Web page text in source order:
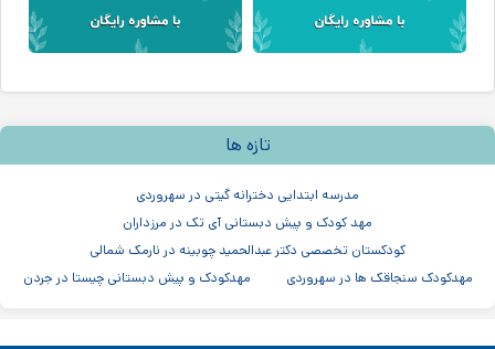
تازه ها
مدرسه ابتدایی دخترانه گیتی در سهروردی
مهد کودک و پیش دبستانی آی تک در مرزداران
کودکستان تخصصی دکتر عبدالحمید چوبینه در نارمک شمالی
مهدکودک سنجاقک ها در سهروردی
مهدکودک و پیش دبستانی چیستا در جردن